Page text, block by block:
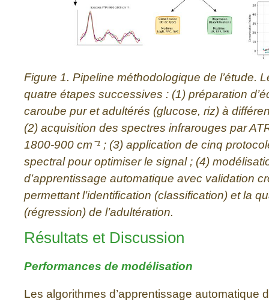
Figure 1. Pipeline méthodologique de l’étude.
quatre étapes successives : (1) préparation
caroube pur et adultérés (glucose, riz) à
(2) acquisition des spectres infrarouges par
1800-900 cm⁻¹ ; (3) application de cinq
spectral pour optimiser le signal ; (4)
d’apprentissage automatique avec validation
permettant l’identification (classification) et la
(régression) de l’adultération.
Résultats et Discussion
Performances de modélisation
Les algorithmes d’apprentissage automatique